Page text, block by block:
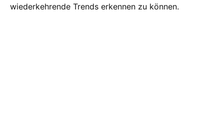
wiederkehrende Trends erkennen zu können.